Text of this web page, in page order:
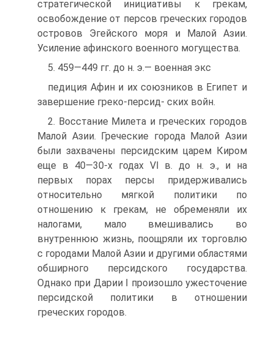
стратегической инициативы к грекам,
освобождение от персов греческих городов
островов Эгейского моря и Малой Азии.
Усиление афинского военного могущества.
5. 459—449 гг. до н. э.— военная экс
педиция Афин и их союзников в Египет и
завершение греко-персид- ских войн.
2. Восстание Милета и греческих городов
Малой Азии. Греческие города Малой Азии
были захвачены персидским царем Киром
еще в 40—30-х годах VI в. до н. э., и на
первых порах персы придерживались
относительно мягкой политики по
отношению к грекам, не обременяли их
налогами, мало вмешивались во
внутреннюю жизнь, поощряли их торговлю
с городами Малой Азии и другими областями
обширного персидского государства.
Однако при Дарии I произошло ужесточение
персидской политики в отношении
греческих городов.